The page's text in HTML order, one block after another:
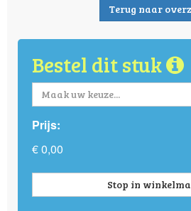
Terug naar
Bestel dit stuk
Maak uw keuze...
Prijs:
€ 0,00
Stop in